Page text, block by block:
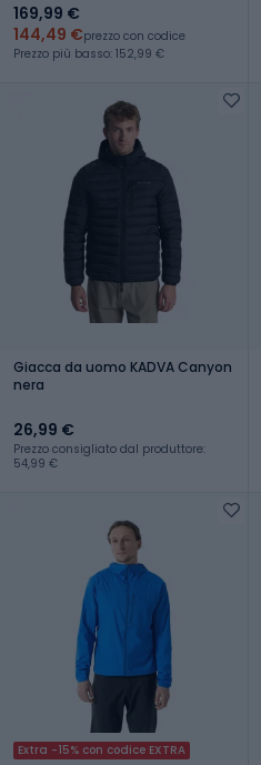
169,99 €
144,49 €prezzo con codice
Prezzo più basso: 152,99 €
Giacca da uomo KADVA Canyon
nera
26,99 €
Prezzo consigliato dal produttore:
54,99 €
Extra -15% con codice EXTRA